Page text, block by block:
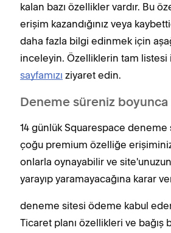
kalan bazı özellikler vardır. Bu
erişim kazandığınız veya
daha fazla bilgi edinmek için
inceleyin. Özelliklerin tam listesi
sayfamızı ziyaret edin.
Deneme süreniz
14 günlük Squarespace deneme
çoğu premium özelliğe
onlarla oynayabilir ve
yarayıp yaramayacağına karar
deneme sitesi ödeme kabul
Ticaret planı özellikleri ve bağış